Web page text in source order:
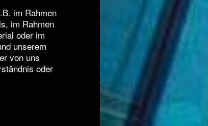
im Rahmen
im Rahmen
oder im
unserem
von uns
oder